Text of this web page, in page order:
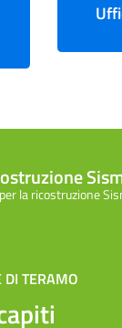
la ricostruzione
DI TERAMO